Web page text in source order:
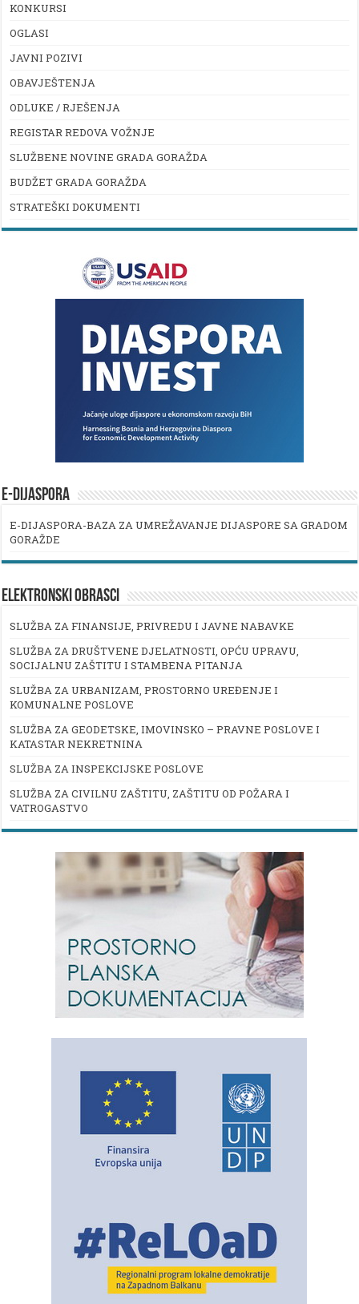
KONKURSI
OGLASI
JAVNI POZIVI
OBAVJEŠTENJA
ODLUKE / RJEŠENJA
REGISTAR REDOVA VOŽNJE
SLUŽBENE NOVINE GRADA GORAŽDA
BUDŽET GRADA GORAŽDA
STRATEŠKI DOKUMENTI
E-DIJASPORA
E-DIJASPORA-BAZA ZA UMREŽAVANJE DIJASPORE SA GRADOM
GORAŽDE
ELEKTRONSKI OBRASCI
SLUŽBA ZA FINANSIJE, PRIVREDU I JAVNE NABAVKE
SLUŽBA ZA DRUŠTVENE DJELATNOSTI, OPĆU UPRAVU,
SOCIJALNU ZAŠTITU I STAMBENA PITANJA
SLUŽBA ZA URBANIZAM, PROSTORNO UREĐENJE I
KOMUNALNE POSLOVE
SLUŽBA ZA GEODETSKE, IMOVINSKO – PRAVNE POSLOVE I
KATASTAR NEKRETNINA
SLUŽBA ZA INSPEKCIJSKE POSLOVE
SLUŽBA ZA CIVILNU ZAŠTITU, ZAŠTITU OD POŽARA I
VATROGASTVO